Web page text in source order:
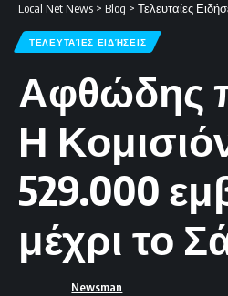
Local Net News > Blog > Τελευταίες
ΤΕΛΕΥΤΑΊΕΣ ΕΙΔΉΣΕΙΣ
Αφθώδης
Η
529.000
μέχρι το
Newsman